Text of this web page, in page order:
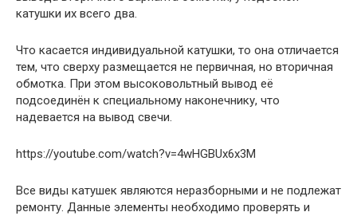
катушки их всего два.
Что касается индивидуальной катушки, то она отличается
тем, что сверху размещается не первичная, но вторичная
обмотка. При этом высоковольтный вывод её
подсоединён к специальному наконечнику, что
надевается на вывод свечи.
https://youtube.com/watch?v=4wHGBUx6x3M
Все виды катушек являются неразборными и не подлежат
ремонту. Данные элементы необходимо проверять и